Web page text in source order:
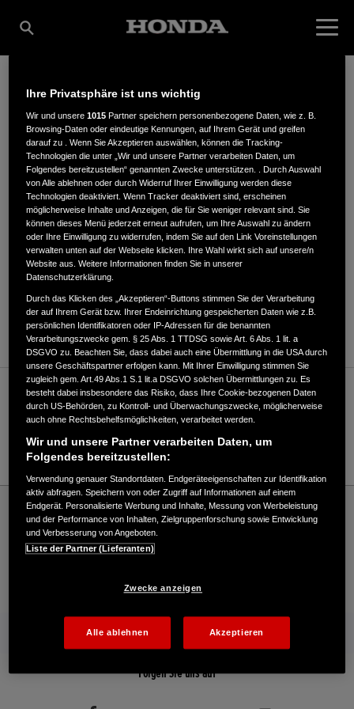
A.KREITZ & W.H.
OSTERMANN GMBH
Friedrich der Große 1,44628,Herne
ANFAHRTSBESCHREIBUNG ANFORDERN
Verkauf / Kundendienst
02323/1407-0
Honda
Industrie
A.Kreitz & W.H. Ostermann GmbH - Industrie – Honda - HONDA Deutschland
Offizielle Website | The Power of Dreams
Händlersuche
Folgen Sie uns auf
Ihre Privatsphäre ist uns wichtig
Wir und unsere1015 Partner speichern personenbezogene Daten, wie z. B.
Browsing-Daten oder eindeutige Kennungen, auf Ihrem Gerät und greifen
darauf zu . Wenn Sie Akzeptieren auswählen, können die Tracking-
Technologien die unter „Wir und unsere Partner verarbeiten Daten, um
Folgendes bereitzustellen“ genannten Zwecke unterstützen. . Durch Auswahl
von Alle ablehnen oder durch Widerruf Ihrer Einwilligung werden diese
Technologien deaktiviert. Wenn Tracker deaktiviert sind, erscheinen
möglicherweise Inhalte und Anzeigen, die für Sie weniger relevant sind. Sie
können dieses Menü jederzeit erneut aufrufen, um Ihre Auswahl zu ändern
oder Ihre Einwilligung zu widerrufen, indem Sie auf den Link Voreinstellungen
verwalten unten auf der Webseite klicken. Ihre Wahl wirkt sich auf unsere/n
Website aus. Weitere Informationen finden Sie in unserer
Datenschutzerklärung.
Durch das Klicken des „Akzeptieren“-Buttons stimmen Sie der Verarbeitung
der auf Ihrem Gerät bzw. Ihrer Endeinrichtung gespeicherten Daten wie z.B.
persönlichen Identifikatoren oder IP-Adressen für die benannten
Verarbeitungszwecke gem. § 25 Abs. 1 TTDSG sowie Art. 6 Abs. 1 lit. a
DSGVO zu. Beachten Sie, dass dabei auch eine Übermittlung in die USA durch
unsere Geschäftspartner erfolgen kann. Mit Ihrer Einwilligung stimmen Sie
zugleich gem. Art.49 Abs.1 S.1 lit.a DSGVO solchen Übermittlungen zu. Es
besteht dabei insbesondere das Risiko, dass Ihre Cookie-bezogenen Daten
durch US-Behörden, zu Kontroll- und Überwachungszwecke, möglicherweise
auch ohne Rechtsbehelfsmöglichkeiten, verarbeitet werden.
Wir und unsere Partner verarbeiten Daten, um
Folgendes bereitzustellen:
Verwendung genauer Standortdaten. Endgeräteeigenschaften zur Identifikation
aktiv abfragen. Speichern von oder Zugriff auf Informationen auf einem
Endgerät. Personalisierte Werbung und Inhalte, Messung von Werbeleistung
und der Performance von Inhalten, Zielgruppenforschung sowie Entwicklung
und Verbesserung von Angeboten.
Liste der Partner (Lieferanten)
Zwecke anzeigen
Alle ablehnen Akzeptieren